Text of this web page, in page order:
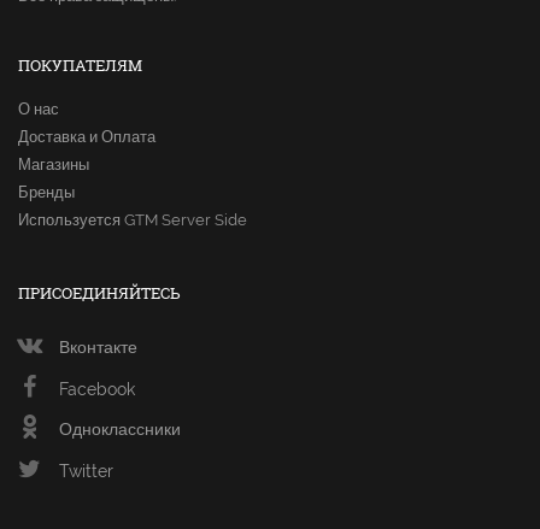
ПОКУПАТЕЛЯМ
О нас
Доставка и Оплата
Магазины
Бренды
Используется GTM Server Side
ПРИСОЕДИНЯЙТЕСЬ
Вконтакте
Facebook
Одноклассники
Twitter